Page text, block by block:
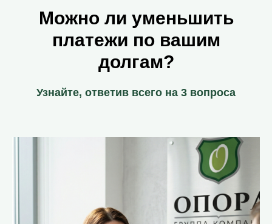
Можно ли уменьшить
платежи по вашим
долгам?
Узнайте, ответив всего на 3 вопроса